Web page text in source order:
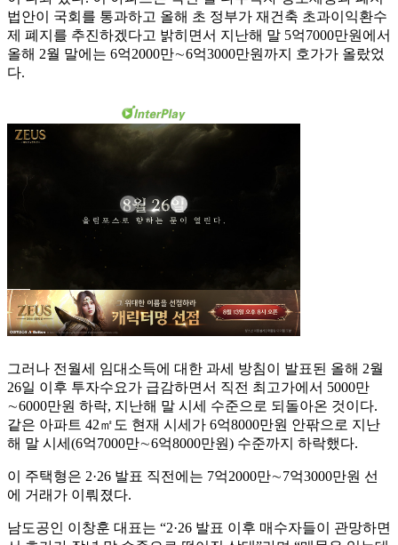
법안이 국회를 통과하고 올해 초 정부가 재건축 초과이익환수
제 폐지를 추진하겠다고 밝히면서 지난해 말 5억7000만원에서
올해 2월 말에는 6억2000만∼6억3000만원까지 호가가 올랐었
다.
그러나 전월세 임대소득에 대한 과세 방침이 발표된 올해 2월
26일 이후 투자수요가 급감하면서 직전 최고가에서 5000만
∼6000만원 하락, 지난해 말 시세 수준으로 되돌아온 것이다.
같은 아파트 42㎡도 현재 시세가 6억8000만원 안팎으로 지난
해 말 시세(6억7000만∼6억8000만원) 수준까지 하락했다.
이 주택형은 2·26 발표 직전에는 7억2000만∼7억3000만원 선
에 거래가 이뤄졌다.
남도공인 이창훈 대표는 “2·26 발표 이후 매수자들이 관망하면